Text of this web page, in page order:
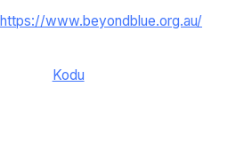
https://www.beyondblue.org.au/
Kodu